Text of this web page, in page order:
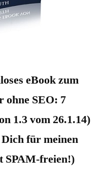
eBook zum
ohne SEO: 7
1.3 vom 26.1.14)
für meinen
SPAM-freien!)